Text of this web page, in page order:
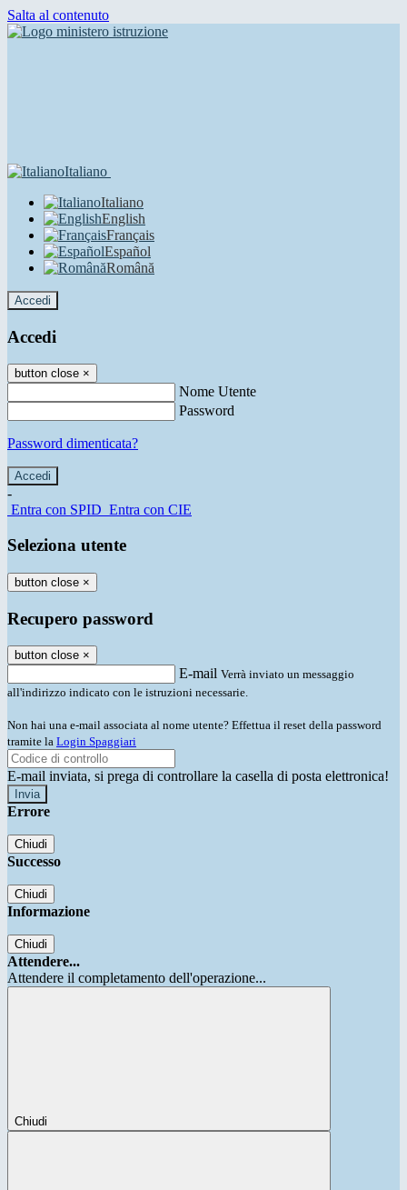
Salta al contenuto
Italiano
Italiano
English
Français
Español
Română
Accedi
Accedi
button close ×
Nome Utente
Password
Password dimenticata?
-
Entra con SPID Entra con CIE
Seleziona utente
button close ×
Recupero password
button close ×
E-mail Verrà inviato un messaggio
all'indirizzo indicato con le istruzioni necessarie.
Non hai una e-mail associata al nome utente? Effettua il reset della password
tramite la Login Spaggiari
E-mail inviata, si prega di controllare la casella di posta elettronica!
Errore
Chiudi
Successo
Chiudi
Informazione
Chiudi
Attendere...
Attendere il completamento dell'operazione...
Chiudi